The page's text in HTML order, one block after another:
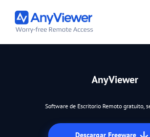
AnyViewer
Software de Escritorio Remoto gratuito,
Descargar Freeware